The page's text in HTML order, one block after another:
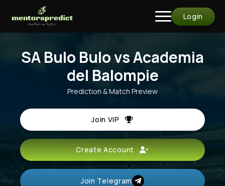
Login
SA Bulo Bulo vs Academia
del Balompie
Prediction & Match Preview
Join VIP
Create Account
Join Telegram